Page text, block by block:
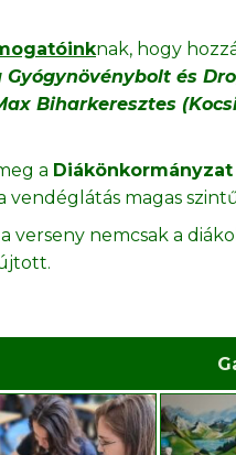
nak, hogy
és
Biharkeresztes
a
vendéglátás magas
verseny nemcsak a